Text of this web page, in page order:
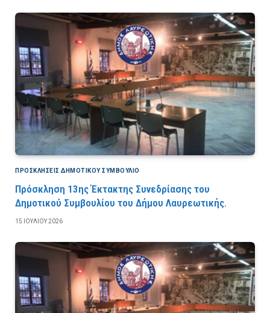
ΠΡΟΣΚΛΉΣΕΙΣ ΔΗΜΟΤΙΚΟΎ ΣΥΜΒΟΎΛΙΟ
Πρόσκληση 13ης Έκτακτης Συνεδρίασης του
Δημοτικού Συμβουλίου του Δήμου Λαυρεωτικής.
15 ΙΟΥΛΊΟΥ 2026